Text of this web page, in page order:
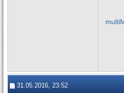
31.05.2016, 23:52